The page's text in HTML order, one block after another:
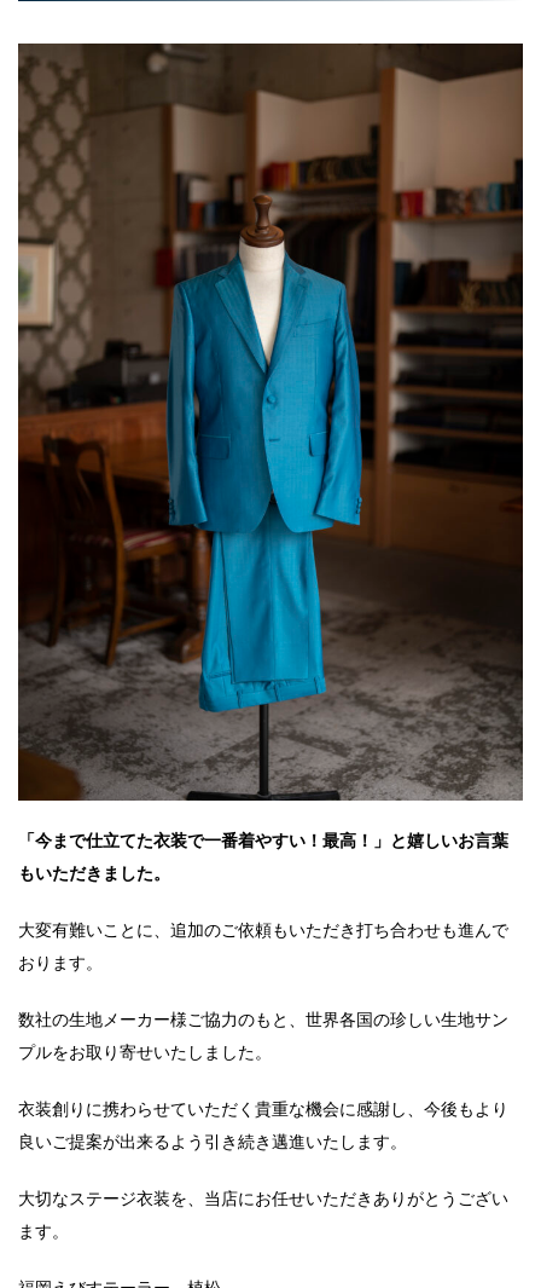
「今まで仕立てた衣装で一番着やすい！最高！」と嬉しいお言葉
もいただきました。
大変有難いことに、追加のご依頼もいただき打ち合わせも進んで
おります。
数社の生地メーカー様ご協力のもと、世界各国の珍しい生地サン
プルをお取り寄せいたしました。
衣装創りに携わらせていただく貴重な機会に感謝し、今後もより
良いご提案が出来るよう引き続き邁進いたします。
大切なステージ衣装を、当店にお任せいただきありがとうござい
ます。